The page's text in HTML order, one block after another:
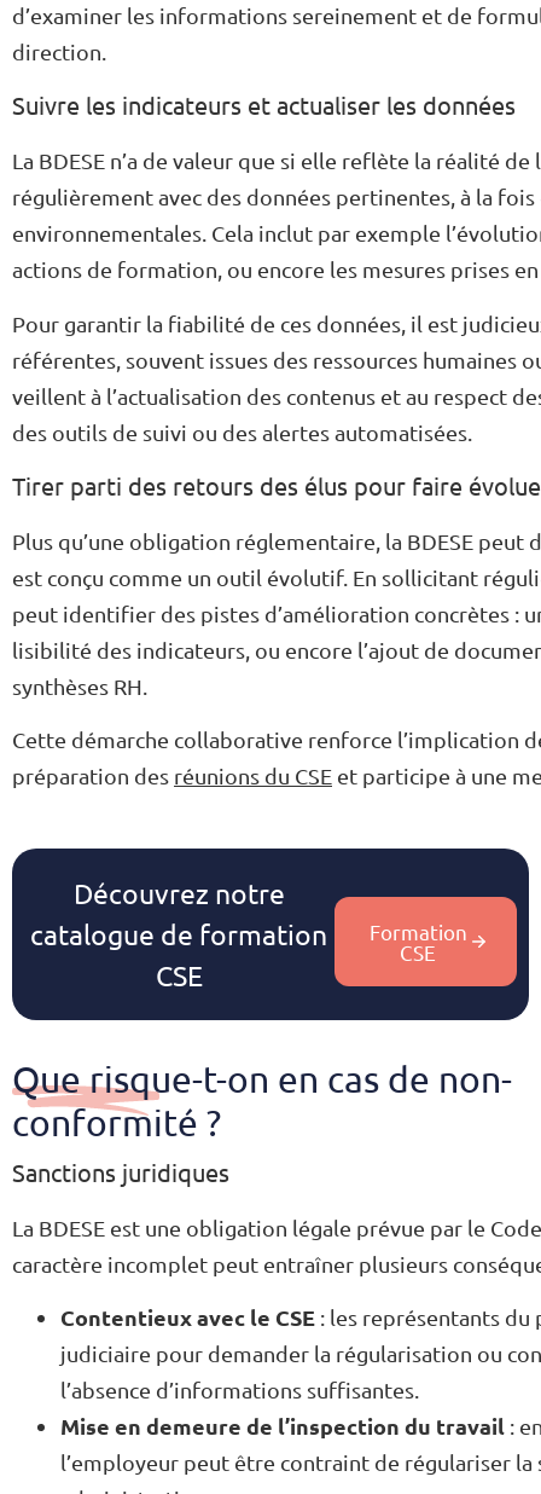
d’examiner les informations sereinement et de
direction.
Suivre les indicateurs et actualiser les données
La BDESE n’a de valeur que si elle reflète la réalité
régulièrement avec des données pertinentes, à la
environnementales. Cela inclut par exemple
actions de formation, ou encore les mesures prises
Pour garantir la fiabilité de ces données, il est
référentes, souvent issues des ressources humaines
veillent à l’actualisation des contenus et au respect
des outils de suivi ou des alertes automatisées.
Tirer parti des retours des élus pour faire
Plus qu’une obligation réglementaire, la BDESE peut
est conçu comme un outil évolutif. En sollicitant
peut identifier des pistes d’amélioration concrètes :
lisibilité des indicateurs, ou encore l’ajout de
synthèses RH.
Cette démarche collaborative renforce l’implication
préparation des réunions du CSE et participe à une
Découvrez notre
catalogue de formation
CSE
Formation
CSE
Que risque-t-on en cas de non-
conformité ?
Sanctions juridiques
La BDESE est une obligation légale prévue par le
caractère incomplet peut entraîner plusieurs
Contentieux avec le CSE : les représentants
judiciaire pour demander la régularisation ou
l’absence d’informations suffisantes.
Mise en demeure de l’inspection du travail :
l’employeur peut être contraint de régulariser